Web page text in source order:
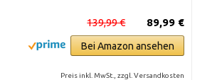
89,99 €
139,99 €
Bei Amazon ansehen
Preis inkl. MwSt., zzgl. Versandkosten